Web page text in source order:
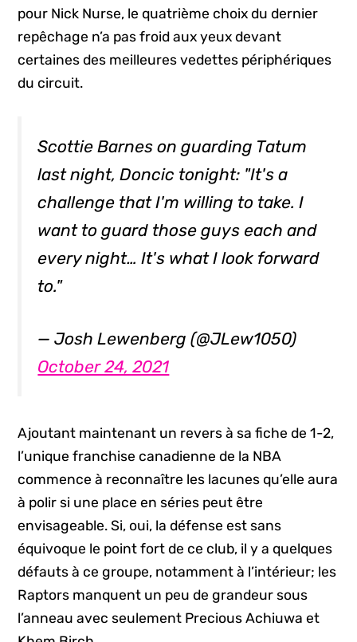
pour Nick Nurse, le quatrième choix du dernier
repêchage n’a pas froid aux yeux devant
certaines des meilleures vedettes périphériques
du circuit.
Scottie Barnes on guarding Tatum
last night, Doncic tonight: "It's a
challenge that I'm willing to take. I
want to guard those guys each and
every night… It's what I look forward
to."
— Josh Lewenberg (@JLew1050)
October 24, 2021
Ajoutant maintenant un revers à sa fiche de 1-2,
l’unique franchise canadienne de la NBA
commence à reconnaître les lacunes qu’elle aura
à polir si une place en séries peut être
envisageable. Si, oui, la défense est sans
équivoque le point fort de ce club, il y a quelques
défauts à ce groupe, notamment à l’intérieur; les
Raptors manquent un peu de grandeur sous
l’anneau avec seulement Precious Achiuwa et